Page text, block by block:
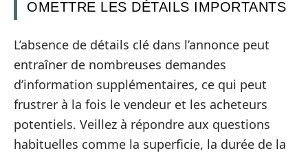
OMETTRE LES DÉTAILS IMPORTANTS
L’absence de détails clé dans l’annonce peut
entraîner de nombreuses demandes
d’information supplémentaires, ce qui peut
frustrer à la fois le vendeur et les acheteurs
potentiels. Veillez à répondre aux questions
habituelles comme la superficie, la durée de la